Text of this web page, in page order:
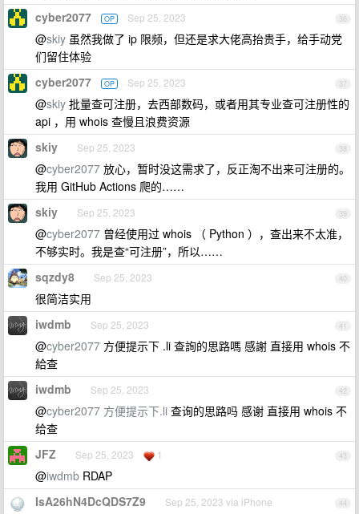
36
cyber2077 OP Sep 25, 2023
@skiy 虽然我做了 ip 限频，但还是求大佬高抬贵手，给手动党
们留住体验
37
cyber2077 OP Sep 25, 2023
@skiy 批量查可注册，去西部数码，或者用其专业查可注册性的
api ，用 whois 查慢且浪费资源
38
skiy Sep 25, 2023
@cyber2077 放心，暂时没这需求了，反正淘不出来可注册的。
我用 GitHub Actions 爬的……
39
skiy Sep 25, 2023
@cyber2077 曾经使用过 whois （ Python ），查出来不太准，
不够实时。我是查“可注册”，所以……
40
sqzdy8 Sep 25, 2023
很简洁实用
41
iwdmb Sep 25, 2023
@cyber2077 方便提示下 .li 查詢的思路嗎 感謝 直接用 whois 不
給查
42
iwdmb Sep 25, 2023
@cyber2077 方便提示下.li 查询的思路吗 感谢 直接用 whois 不
给查
43
JFZ Sep 25, 2023 1
@iwdmb RDAP
44
IsA26hN4DcQDS7Z9 Sep 25, 2023 via iPhone